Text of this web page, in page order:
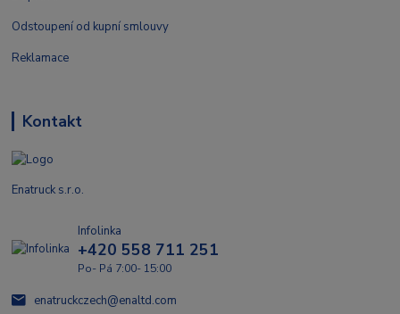
Odstoupení od kupní smlouvy
Reklamace
Kontakt
Enatruck s.r.o.
Infolinka
+420 558 711 251
Po- Pá 7:00- 15:00
enatruckczech@enaltd.com